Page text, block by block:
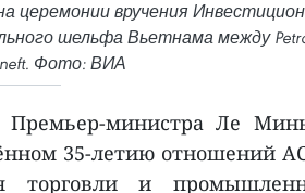
вручения
шельфа Вьетнама между
Фото: ВИА
Премьер-министра Ле
35-летию отношений
торговли и